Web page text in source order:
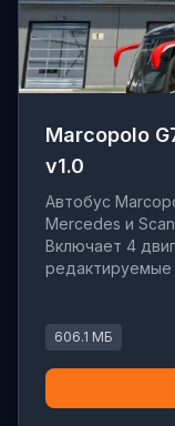
Marcopolo
v1.0
Автобус
Mercedes и
Включает 4
редактируемые
606.1 МБ